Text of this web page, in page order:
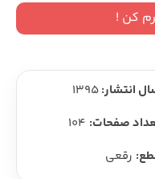
کن !
انتشار: 1395
صفحات: 104
رقعی